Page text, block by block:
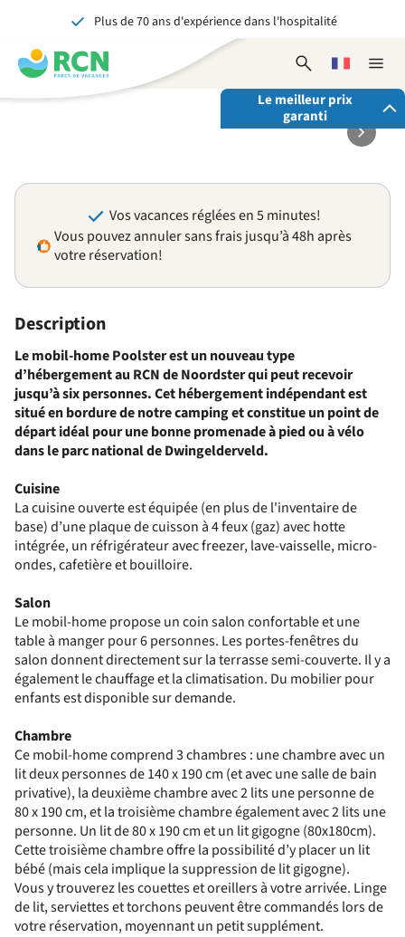
contenu
de
l'en-
contenu
principal
disponibilités
contenu
du
pied
Plus de 70 ans d'expérience dans l'hospitalité
Inoubliable pour petits et grands
la
Ouvrir
le
formulaire
de
recherche
Choisissez
une
langue
Le meilleur prix
garanti
En réservant via RCN, vous avez:
✓ Des avantages exclusifs
✓ Un contact personnalisé
Voir tous les avantages
Description
Le mobil-home Poolster est un nouveau type
d’hébergement au RCN de Noordster qui peut recevoir
jusqu’à six personnes.Cet hébergement indépendant est
situé en bordure de notre camping et constitue un point de
départ idéal pour une bonne promenade à pied ou à vélo
dans le parc national de Dwingelderveld.
Cuisine
La cuisine ouverte est équipée (en plus de l'inventaire de
base) d’une plaque de cuisson à 4 feux (gaz) avec hotte
intégrée, un réfrigérateur avec freezer, lave-vaisselle, micro-
ondes, cafetière et bouilloire.
Salon
Le mobil-home propose un coin salon confortable et une
table à manger pour 6 personnes. Les portes-fenêtres du
salon donnent directement sur la terrasse semi-couverte. Il y a
également le chauffage et la climatisation. Du mobilier pour
enfants est disponible sur demande.
Chambre
Ce mobil-home comprend 3 chambres : une chambre avec un
lit deux personnes de 140 x 190 cm (et avec une salle de bain
privative), la deuxième chambre avec 2 lits une personne de
80 x 190 cm, et la troisième chambre également avec 2 lits une
personne. Un lit de 80 x 190 cm et un lit gigogne (80x180cm).
Cette troisième chambre offre la possibilité d’y placer un lit
bébé (mais cela implique la suppression de lit gigogne).
Vous y trouverez les couettes et oreillers à votre arrivée. Linge
de lit, serviettes et torchons peuvent être commandés lors de
votre réservation, moyennant un petit supplément.
Vos vacances réglées en 5 minutes!
Vous pouvez annuler sans frais jusqu’à 48h après
votre réservation!